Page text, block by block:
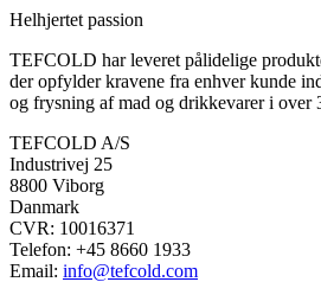
Helhjertet passion
TEFCOLD har leveret pålidelige
der opfylder kravene fra enhver kunde
og frysning af mad og drikkevarer i over
TEFCOLD A/S
Industrivej 25
8800 Viborg
Danmark
CVR: 10016371
Telefon: +45 8660 1933
Email: info@tefcold.com